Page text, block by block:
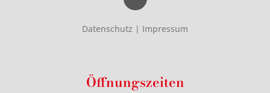
Datenschutz | Impressum
Öffnungszeiten